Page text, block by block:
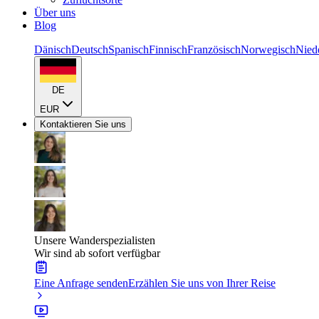
Über uns
Blog
DänischDeutschSpanischFinnischFranzösischNorwegisch
DE
EUR
Kontaktieren Sie uns
Unsere Wanderspezialisten
Wir sind ab sofort verfügbar
Eine Anfrage sendenErzählen Sie uns von Ihrer Reise